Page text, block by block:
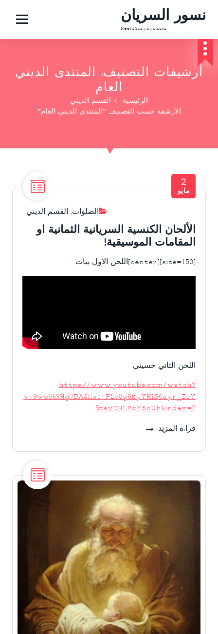
ج
نسور السريان
NesroSuryoyo.com
أرشيفات التصنيف: المنتدى الديني
العام
الرئيسية > القسم الديني
الأرشفة حسب التصنيف "المنتدى الديني العام"
الصلوات, القسم الديني
2
مايو
الألحان الكنسية السريانية الثمانية او
المقامات الموسيقية!
[size=150][center]اللحن الاول بيات
اللحن الثاني حسيني
https://www.youtube.com/watch?
v=9wo669Hg7DA&list=PLc8g6kyYHiS6ayr_ZcY
5zayDHLPqYSoUh&index=2
قراءة المزيد